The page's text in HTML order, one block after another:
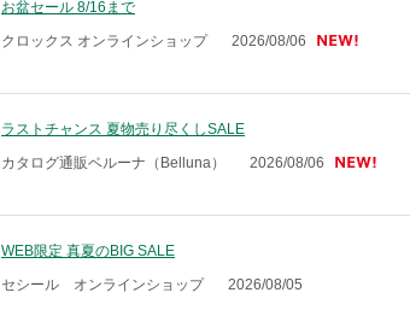
お盆セール 8/16まで
クロックス オンラインショップ 2026/08/06
ラストチャンス 夏物売り尽くしSALE
カタログ通販ベルーナ（Belluna） 2026/08/06
WEB限定 真夏のBIG SALE
セシール オンラインショップ 2026/08/05